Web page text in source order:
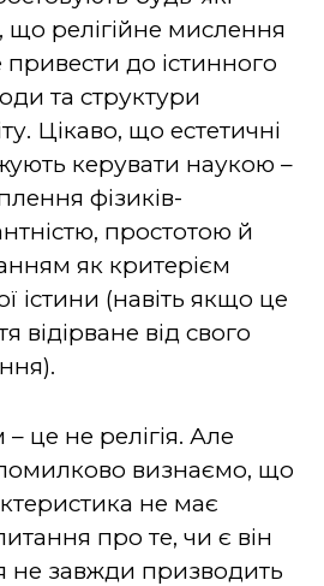
що релігійне мислення
до істинного
та структури
Цікаво, що естетичні
керувати наукою –
фізиків-
простотою й
як критерієм
істини (навіть якщо це
відірване від свого
це не релігія. Але
визнаємо, що
не має
про те, чи є він
не завжди призводить